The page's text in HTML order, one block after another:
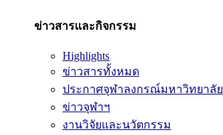
ข่าวสารและกิจกรรม
Highlights
ข่าวสารทั้งหมด
ประกาศจุฬาลงกรณ์มหาวิทยาลัย
ข่าวจุฬาฯ
งานวิจัยและนวัตกรรม